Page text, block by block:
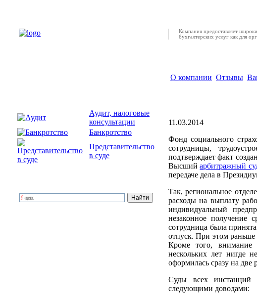
Аудит, налоговые
консультации
Банкротство
Представительство
в суде
Компания предоставляет
бухгалтерских услуг как для
О компании Отзывы
11.03.2014
Фонд социального
сотрудницы,
подтверждает факт
Высшийарбитражный
передаче дела в
Так, региональное
расходы на выплату
индивидуальный
незаконное получение
сотрудница была
отпуск. При этом раньше
Кроме того,
нескольких лет нигде
оформилась сразу на две
Суды всех инстанций
следующими доводами: